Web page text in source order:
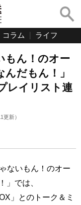
コラム ライフ
もん！のオー
だもん！」
レイリスト連
更新）
ないもん！のオー
」では、
」とのトーク＆ミ